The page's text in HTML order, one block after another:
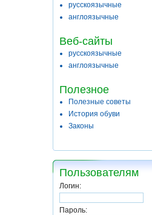
русскоязычные
англоязычные
Веб-сайты
русскоязычные
англоязычные
Полезное
Полезные советы
История обуви
Законы
Пользователям
Логин:
Пароль: